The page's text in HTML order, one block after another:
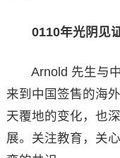
0110年光阴见
Arnold 先生与中
来到中国签售的海
天覆地的变化，也
展。关注教育，关